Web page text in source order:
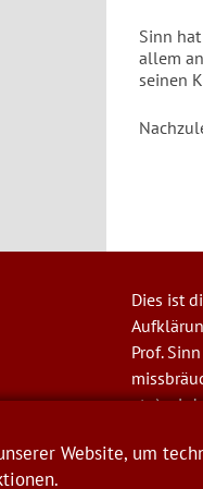
Sinn
allem
seinen
Dies ist
Prof.
etc.)
© Hans-
Website, um